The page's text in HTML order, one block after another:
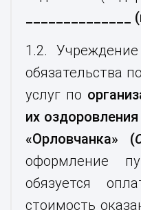
______________
1.2.
обязательства
услуг по
их
«Орловчанка» (
оформление
обязуется
стоимость